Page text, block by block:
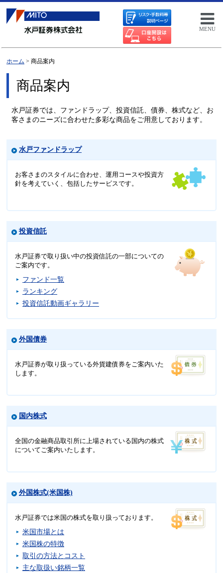
MENU
ホーム > 商品案内
商品案内
水戸証券では、ファンドラップ、投資信託、債券、株式など、お
客さまのニーズに合わせた多彩な商品をご用意しております。
水戸ファンドラップ
お客さまのスタイルに合わせ、運用コースや投資方
針を考えていく、包括したサービスです。
投資信託
水戸証券で取り扱い中の投資信託の一部についての
ご案内です。
ファンド一覧
ランキング
投資信託動画ギャラリー
外国債券
水戸証券が取り扱っている外貨建債券をご案内いた
します。
国内株式
全国の金融商品取引所に上場されている国内の株式
についてご案内いたします。
外国株式(米国株)
水戸証券では米国の株式を取り扱っております。
米国市場とは
米国株の特徴
取引の方法とコスト
主な取扱い銘柄一覧